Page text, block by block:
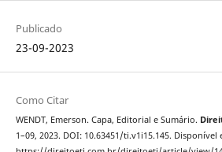
Publicado
23-09-2023
Como Citar
WENDT, Emerson. Capa, Editorial e Sumário.
1–09, 2023. DOI: 10.63451/ti.v1i15.145. Disponível